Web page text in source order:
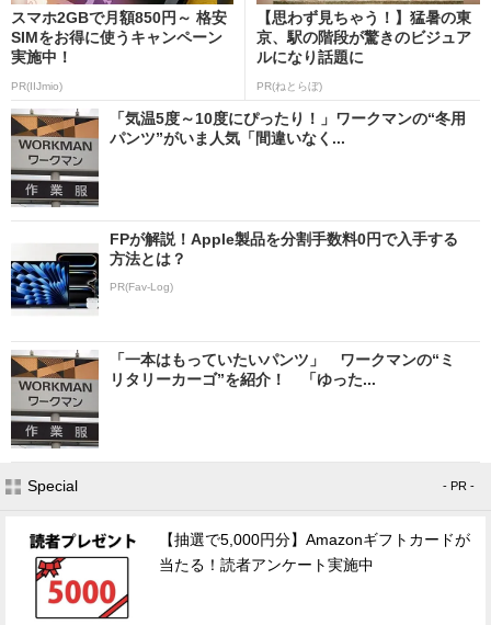
スマホ2GBで月額850円～ 格安
SIMをお得に使うキャンペーン
実施中！
PR(IIJmio)
【思わず見ちゃう！】猛暑の東
京、駅の階段が驚きのビジュア
ルになり話題に
PR(ねとらぼ)
「気温5度～10度にぴったり！」ワークマンの“冬用
パンツ”がいま人気「間違いなく...
FPが解説！Apple製品を分割手数料0円で入手する
方法とは？
PR(Fav-Log)
「一本はもっていたいパンツ」 ワークマンの“ミ
リタリーカーゴ”を紹介！ 「ゆった...
Special - PR -
【抽選で5,000円分】Amazonギフトカードが
当たる！読者アンケート実施中